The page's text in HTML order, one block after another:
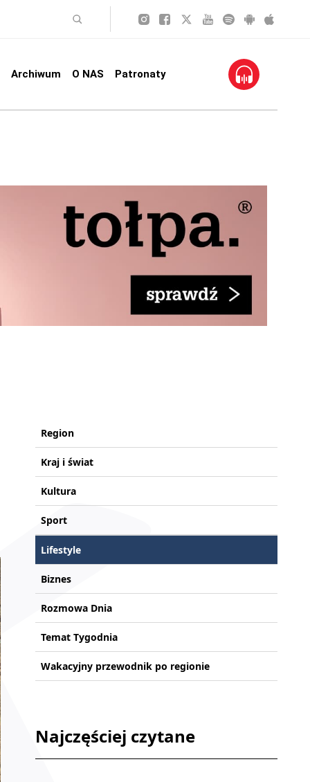
Archiwum O NAS Patronaty
Region
Kraj i świat
Kultura
Sport
Lifestyle
Biznes
Rozmowa Dnia
Temat Tygodnia
Wakacyjny przewodnik po regionie
Najczęściej czytane